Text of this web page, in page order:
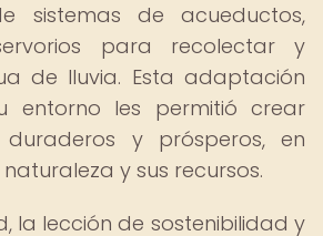
sistemas de acueductos,
para recolectar y
de lluvia. Esta adaptación
entorno les permitió crear
duraderos y prósperos, en
y sus recursos.
la lección de sostenibilidad y